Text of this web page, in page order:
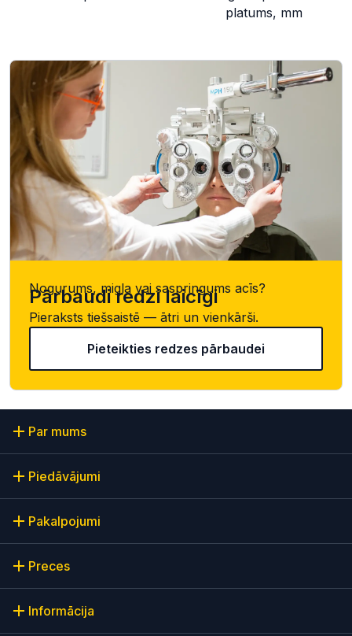
platums, mm
Nogurums, migla vai saspringums acīs?
Pārbaudi redzi laicīgi
Pieraksts tiešsaistē — ātri un vienkārši.
Pieteikties redzes pārbaudei
Par mums
Piedāvājumi
Pakalpojumi
Preces
Informācija